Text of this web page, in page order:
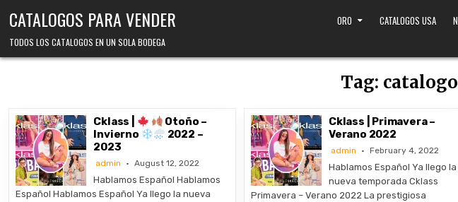
CATALOGOS PARA VENDER
TODOS LOS CATALOGOS EN UN SOLA BODEGA
ORO CATALOGOS USA
Tag:
Cklass |
Otoño –
Invierno
2022 –
2023
admin August 12, 2022
Hablamos Español Hablamos
Español Hablamos Español Ya llego la nueva
Cklass | Primavera –
Verano 2022
admin February 4, 2022
Hablamos Español Ya llego la
nueva temporada Cklass
Primavera – Verano 2022 La prestigiosa